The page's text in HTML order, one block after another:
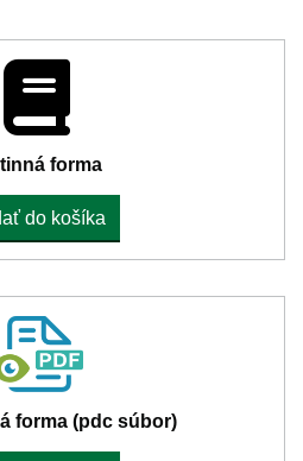
forma
do košíka
forma (pdc súbor)